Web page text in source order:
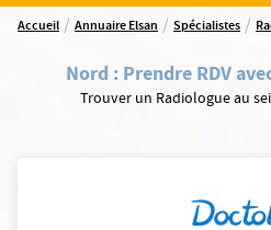
Accueil / Annuaire Elsan / Spécialistes /
Nord : Prendre RDV
Trouver un Radiologue au